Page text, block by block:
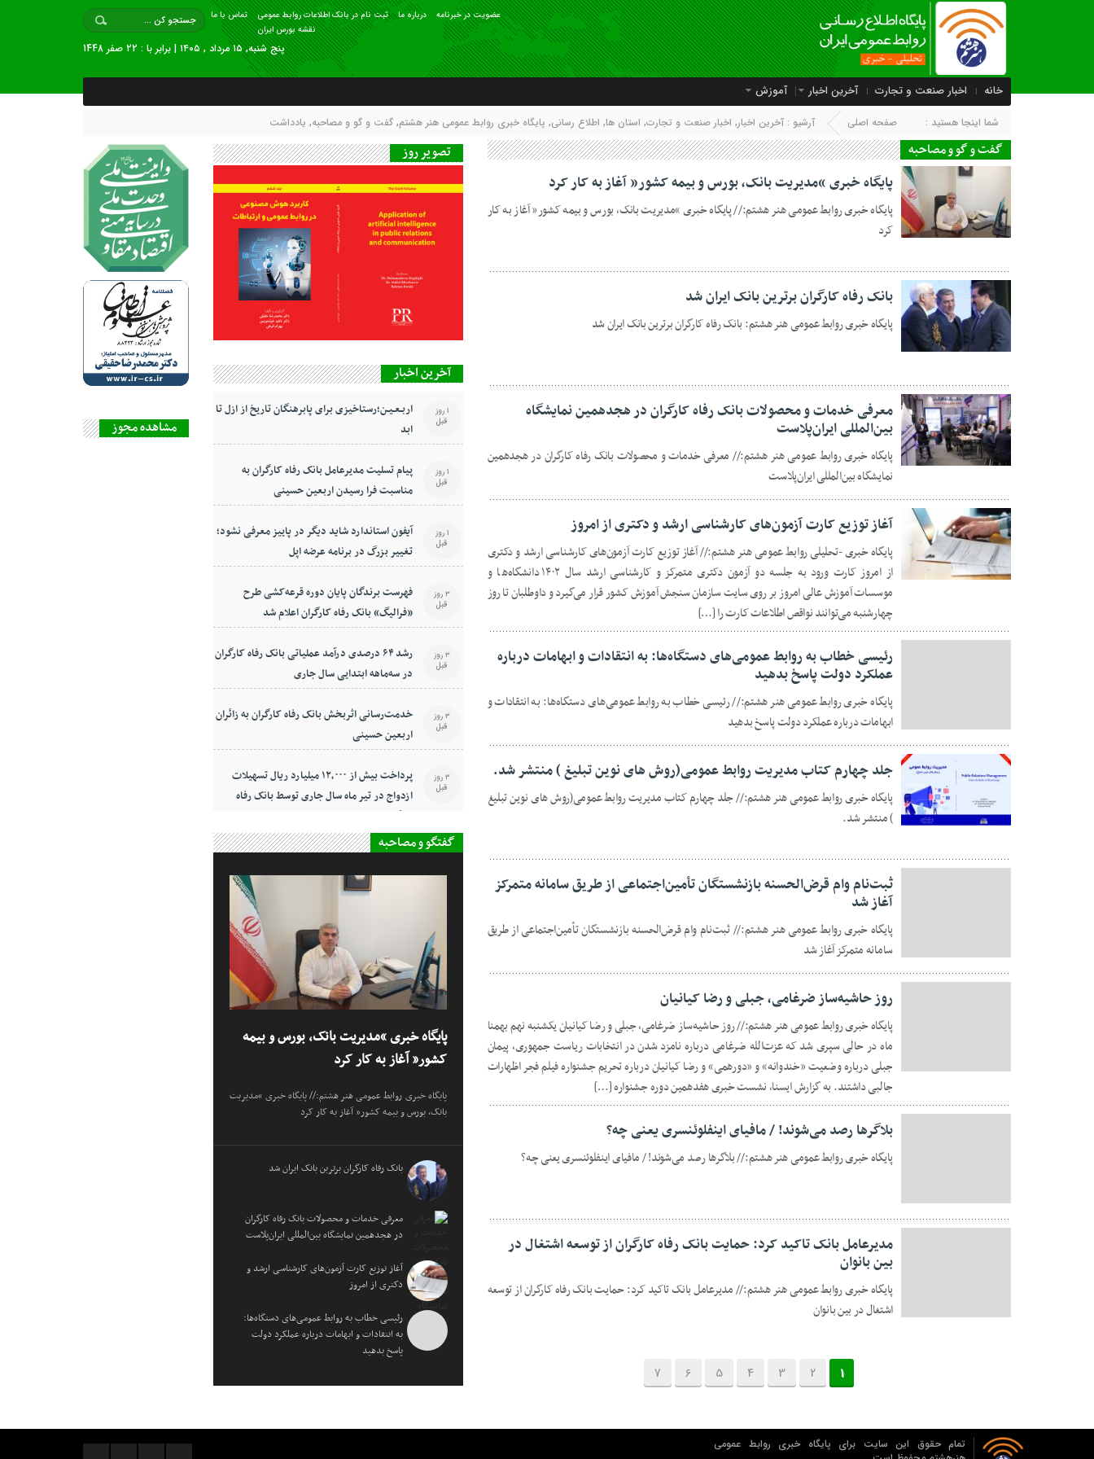
تماس با ما
ثبت نام در بانک اطلاعات روابط عمومی
نقشه بورس ایران
درباره ما عضويت در خبرنامه
پنج شنبه, ۱۵ مرداد , ۱۴۰۵ | برابر با : 22 صفر 1448
خانه اخبار صنعت و تجارت آخرین اخبار آموزش
شما اینجا هستید : صفحه اصلی آرشیو : آخرین اخبار, اخبار صنعت و تجارت, استان ها, اطلاع رسانی, پایگاه خبری روابط عمومی هنر هشتم, گفت و گو و مصاحبه, یادداشت
گفت و گو و مصاحبه
06 مه 2026
پایگاه خبری “مدیریت بانک، بورس و بیمه کشور” آغاز به کار کرد
پایگاه خبری روابط عمومی هنر هشتم:// پایگاه خبری “مدیریت بانک، بورس و بیمه کشور” آغاز به کار
کرد
19 فوریه 2025
بانک رفاه کارگران برترین بانک ایران شد
پایگاه خبری روابط عمومی هنر هشتم: بانک رفاه کارگران برترین بانک ایران شد
08 سپتامبر 2024
معرفی خدمات و محصولات بانک رفاه کارگران در هجدهمین نمایشگاه
بین‌المللی ایران‌پلاست
پایگاه خبری روابط عمومی هنر هشتم:// معرفی خدمات و محصولات بانک رفاه کارگران در هجدهمین
نمایشگاه بین‌المللی ایران‌پلاست
27 فوریه 2023
آغاز توزیع کارت آزمون‌های کارشناسی ارشد و دکتری از امروز
پایگاه خبری -تحلیلی روابط عمومی هنر هشتم:// آغاز توزیع کارت آزمون‌های کارشناسی ارشد و دکتری
از امروز کارت ورود به جلسه دو آزمون دکتری متمرکز و کارشناسی ارشد سال ۱۴۰۲ دانشگاه‌ها و
موسسات آموزش عالی امروز بر روی سایت سازمان سنجش آموزش کشور قرار می‌گیرد و داوطلبان تا روز
چهارشنبه می‌توانند نواقص اطلاعات کارت را […]
رئیسی خطاب به روابط عمومی‌های دستگاه‌ها: به انتقادات و ابهامات درباره
عملکرد دولت پاسخ بدهید
پایگاه خبری روابط عمومی هنر هشتم:// رئیسی خطاب به روابط عمومی‌های دستگاه‌ها: به انتقادات و
ابهامات درباره عملکرد دولت پاسخ بدهید
25 فوریه 2023
جلد چهارم کتاب مدیریت روابط عمومی(روش های نوین تبلیغ ) منتشر شد.
پایگاه خبری روابط عمومی هنر هشتم:// جلد چهارم کتاب مدیریت روابط عمومی(روش های نوین تبلیغ
) منتشر شد.
ثبت‌نام وام قرض‌الحسنه بازنشستگان تأمین‌اجتماعی از طریق سامانه متمرکز
آغاز شد
پایگاه خبری روابط عمومی هنر هشتم:// ثبت‌نام وام قرض‌الحسنه بازنشستگان تأمین‌اجتماعی از طریق
سامانه متمرکز آغاز شد
روز حاشیه‌ساز ضرغامی، جبلی و رضا کیانیان
پایگاه خبری روابط عمومی هنر هشتم:// روز حاشیه‌ساز ضرغامی، جبلی و رضا کیانیان یکشنبه نهم بهمنا
ماه در حالی سپری شد که عزت‌الله ضرغامی درباره نامزد شدن در انتخابات ریاست جمهوری، پیمان
جبلی درباره وضعیت «خندوانه» و «دورهمی» و رضا کیانیان درباره تحریم جشنواره فیلم فجر اظهارات
جالبی داشتند. به گزارش ایسنا، نشست خبری هفدهمین دوره جشنواره […]
بلاگرها رصد می‌شوند‍! / مافیای اینفلوئنسری یعنی چه؟
پایگاه خبری روابط عمومی هنر هشتم:// بلاگرها رصد می‌شوند‍! / مافیای اینفلوئنسری یعنی چه؟
مدیرعامل بانک تاکید کرد: حمایت بانک رفاه کارگران از توسعه اشتغال در
بین بانوان
پایگاه خبری روابط عمومی هنر هشتم:// مدیرعامل بانک تاکید کرد: حمایت بانک رفاه کارگران از توسعه
اشتغال در بین بانوان
1
2
3
4
5
6
7
تصویر روز
آخرین اخبار
اربـعـیـن؛رستاخیزی برای پابرهنگان تاریخ از ازل تا
ابد
1 روز
قبل
پیام تسلیت مدیرعامل بانک رفاه کارگران به
مناسبت فرا رسیدن اربعین حسینی
1 روز
قبل
آیفون استاندارد شاید دیگر در پاییز معرفی نشود؛
تغییر بزرگ در برنامه عرضه اپل
1 روز
قبل
فهرست برندگان پایان دوره قرعه‌کشی طرح
«فرالیگ» بانک رفاه کارگران اعلام شد
3 روز
قبل
رشد ۶۴ درصدی درآمد عملیاتی بانک رفاه کارگران
در سه‌ماهه ابتدایی سال جاری
3 روز
قبل
خدمت‌رسانی اثربخش بانک رفاه کارگران به زائران
اربعین حسینی
3 روز
قبل
پرداخت بیش از ۱۲,۰۰۰ میلیارد ریال تسهیلات
ازدواج در تیر ماه سال جاری توسط بانک رفاه
کارگران
3 روز
قبل
گفتگو و مصاحبه
پایگاه خبری “مدیریت بانک، بورس و بیمه
کشور” آغاز به کار کرد
پایگاه خبری روابط عمومی هنر هشتم:// پایگاه خبری “مدیریت
بانک، بورس و بیمه کشور” آغاز به کار کرد
بانک رفاه کارگران برترین بانک ایران شد
معرفی خدمات و محصولات بانک رفاه کارگران
در هجدهمین نمایشگاه بین‌المللی ایران‌پلاست
آغاز توزیع کارت آزمون‌های کارشناسی ارشد و
دکتری از امروز
رئیسی خطاب به روابط عمومی‌های دستگاه‌ها:
به انتقادات و ابهامات درباره عملکرد دولت
پاسخ بدهید
مشاهده مجوز
تمام حقوق این سایت برای پایگاه خبری روابط عمومي